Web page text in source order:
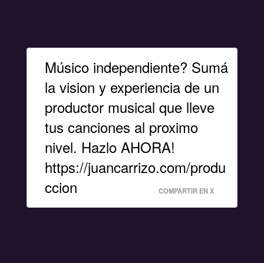
Músico independiente? Sumá
la vision y experiencia de un
productor musical que lleve
tus canciones al proximo
nivel. Hazlo AHORA!
https://juancarrizo.com/produ
ccion
COMPARTIR EN X